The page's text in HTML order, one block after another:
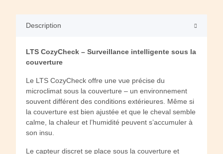
Description
LTS CozyCheck – Surveillance intelligente sous la
couverture
Le LTS CozyCheck offre une vue précise du
microclimat sous la couverture – un environnement
souvent différent des conditions extérieures. Même si
la couverture est bien ajustée et que le cheval semble
calme, la chaleur et l’humidité peuvent s’accumuler à
son insu.
Le capteur discret se place sous la couverture et